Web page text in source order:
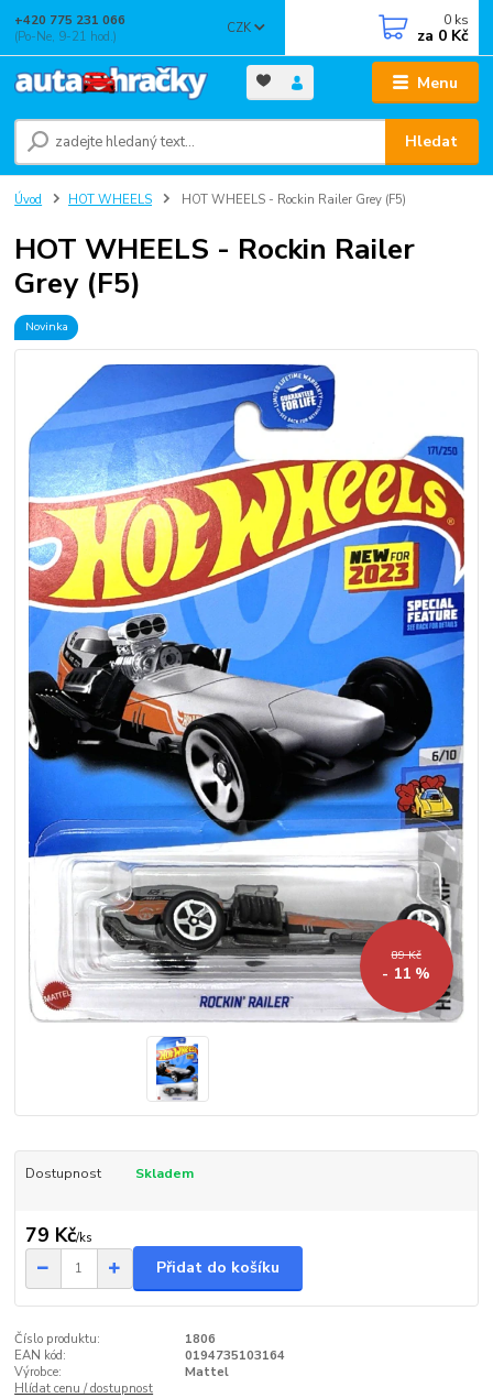
Menu
CZK
Hledat
+420 775 231 066
(Po-Ne, 9-21 hod.)
0 ks
za 0 Kč
Úvod HOT WHEELS HOT WHEELS - Rockin Railer Grey (F5)
HOT WHEELS - Rockin Railer
Grey (F5)
Novinka
89 Kč
- 11 %
Dostupnost Skladem
79 Kč/ks
Přidat do košíku
Číslo produktu:
1806
EAN kód:
0194735103164
Výrobce:
Mattel
Hlídat cenu / dostupnost